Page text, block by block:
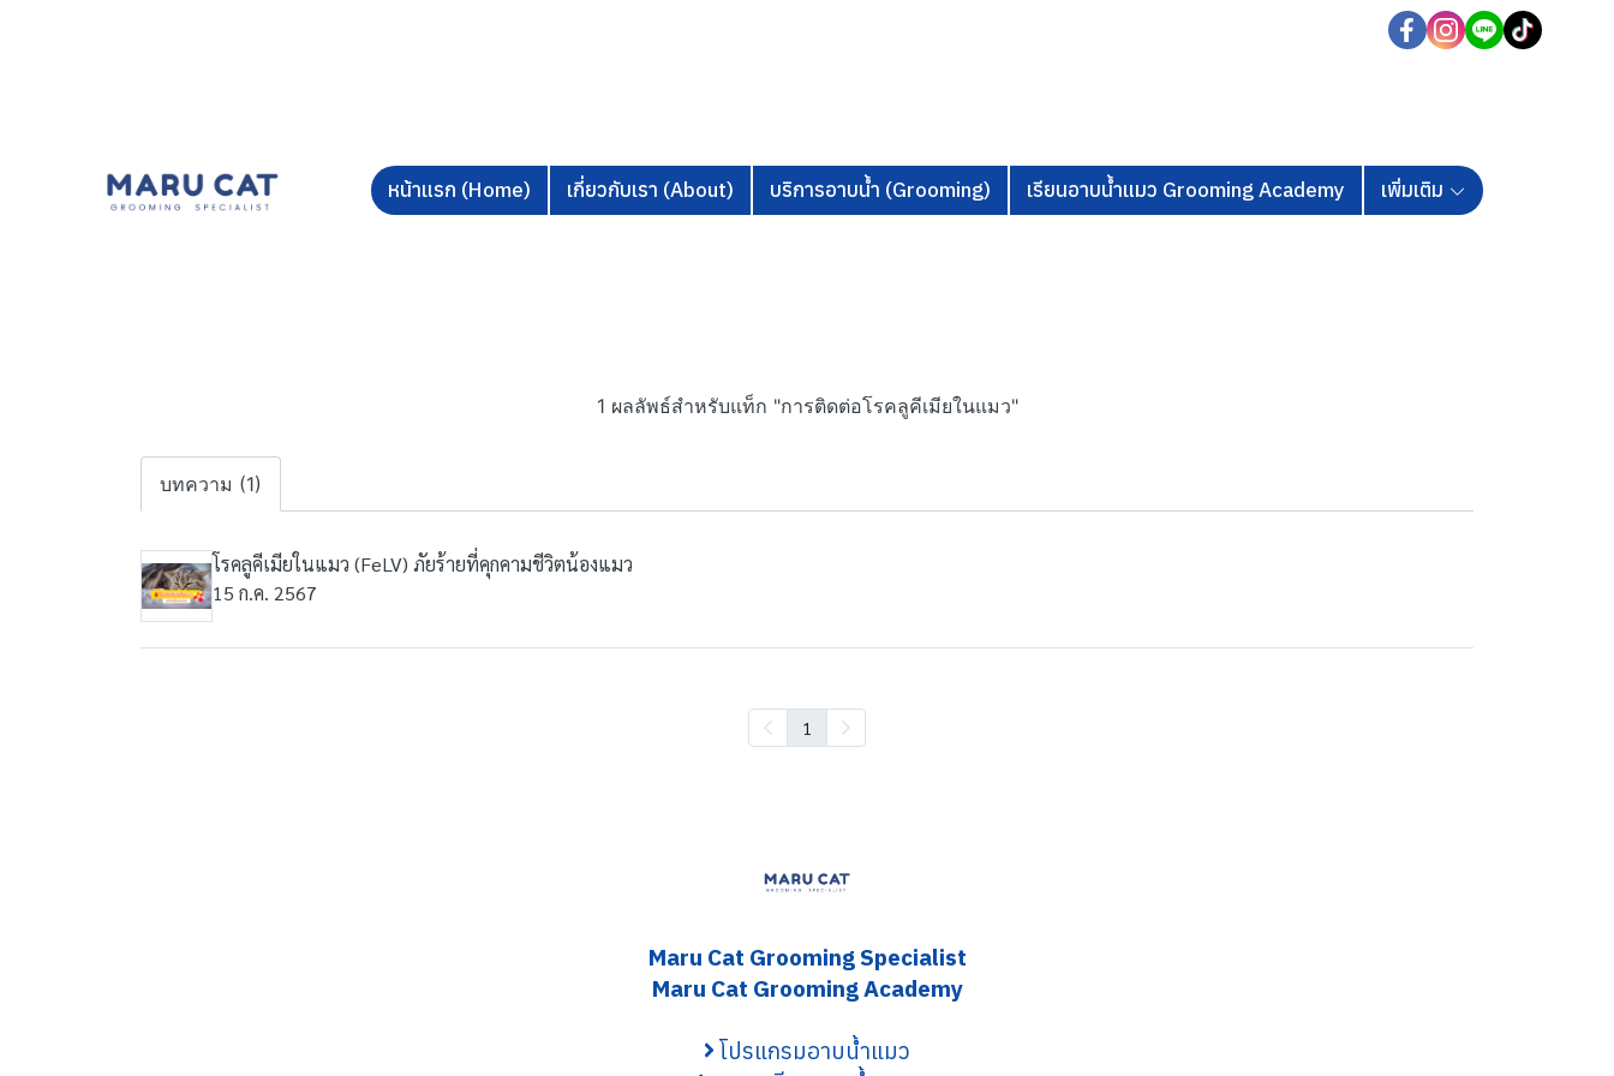
หน้าแรก (Home) เกี่ยวกับเรา (About) บริการอาบน้ำ (Grooming) เรียนอาบน้ำแมว Grooming Academy เพิ่มเติม
1 ผลลัพธ์สำหรับแท็ก "การติดต่อโรคลูคีเมียในแมว"
บทความ (1)
โรคลูคีเมียในแมว (FeLV) ภัยร้ายที่คุกคามชีวิตน้องแมว
15 ก.ค. 2567
1
Maru Cat Grooming Specialist
Maru Cat Grooming Academy
โปรแกรมอาบน้ำแมว